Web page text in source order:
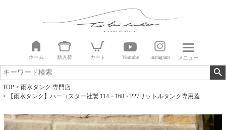
ホーム 新入荷 カート Youtube instagram メニュー
TOP
雨水タンク 専門店
【雨水タンク】ハーコスター社製 114・168・227リットルタンク専用蓋